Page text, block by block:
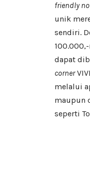
friendly
unik
sendiri.
dapat
corner
melalui
maupun
seperti